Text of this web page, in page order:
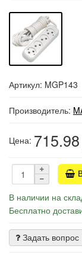
Артикул: MGP143
Производитель:
Цена: 715.98
В наличии на
Бесплатно
Задать вопрос